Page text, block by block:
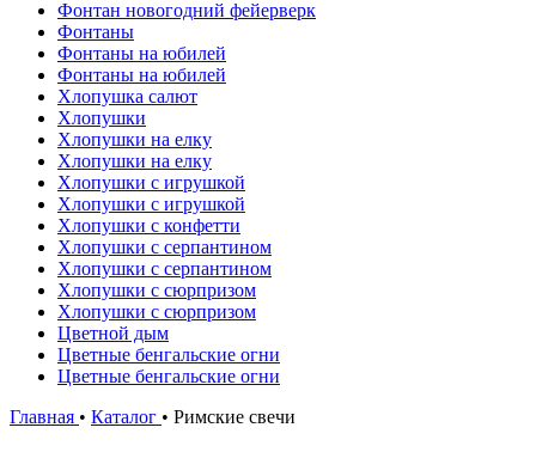
Фонтан новогодний фейерверк
Фонтаны
Фонтаны на юбилей
Фонтаны на юбилей
Хлопушка салют
Хлопушки
Хлопушки на елку
Хлопушки на елку
Хлопушки с игрушкой
Хлопушки с игрушкой
Хлопушки с конфетти
Хлопушки с серпантином
Хлопушки с серпантином
Хлопушки с сюрпризом
Хлопушки с сюрпризом
Цветной дым
Цветные бенгальские огни
Цветные бенгальские огни
Главная • Каталог • Римские свечи